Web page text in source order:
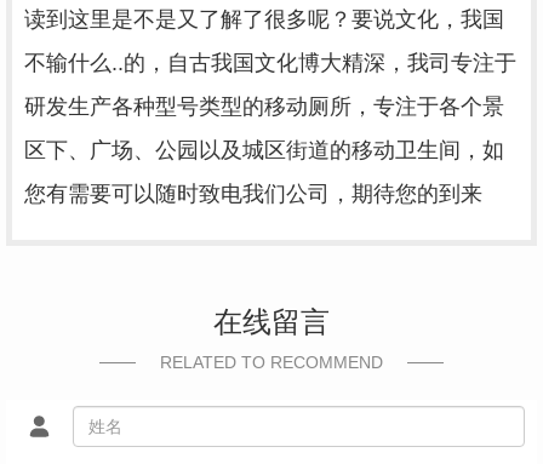
读到这里是不是又了解了很多呢？要说文化，我国
不输什么..的，自古我国文化博大精深，我司专注于
研发生产各种型号类型的移动厕所，专注于各个景
区下、广场、公园以及城区街道的移动卫生间，如
您有需要可以随时致电我们公司，期待您的到来
在线留言
RELATED TO RECOMMEND